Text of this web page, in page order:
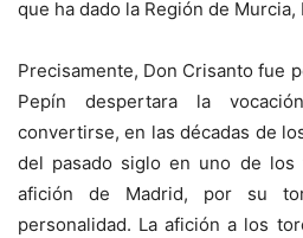
que ha dado la Región de
Precisamente, Don Crisanto fue
Pepín despertara la
convertirse, en las décadas de
del pasado siglo en uno de
afición de Madrid, por su
personalidad. La afición a los